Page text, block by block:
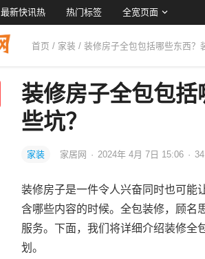
最新快讯热 热门标签 全宽页面
首页 / 家装 / 装修房子全包包括哪些东西？
装修房子全包包
些坑？
家装 家居网 · 2024年 4月 7日 15:06 ·
装修房子是一件令人兴奋同时也可能
含哪些内容的时候。全包装修，顾名
服务。下面，我们将详细介绍装修全
划。